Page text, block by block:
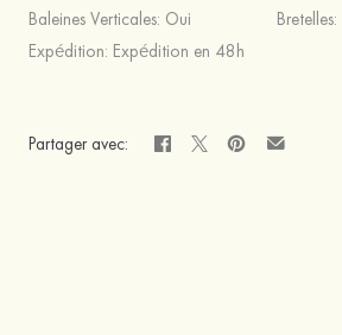
Baleines Verticales: Oui Bretelles:
Expédition: Expédition en 48h
Partager avec: